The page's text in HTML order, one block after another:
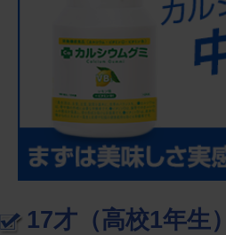
17才（高校1年生